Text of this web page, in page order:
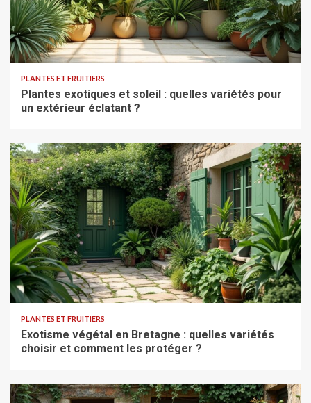
PLANTES ET FRUITIERS
Plantes exotiques et soleil : quelles variétés pour
un extérieur éclatant ?
PLANTES ET FRUITIERS
Exotisme végétal en Bretagne : quelles variétés
choisir et comment les protéger ?